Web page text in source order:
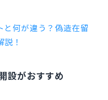
と何が違う？偽造在留
！
設がおすすめ